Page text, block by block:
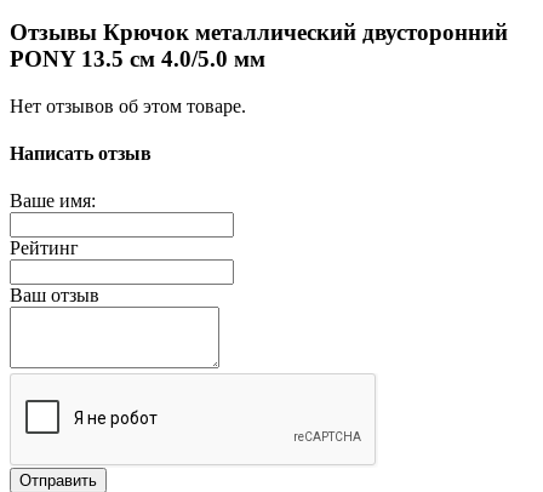
Отзывы Крючок металлический двусторонний
PONY 13.5 см 4.0/5.0 мм
Нет отзывов об этом товаре.
Написать отзыв
Ваше имя:
Рейтинг
Ваш отзыв
Отправить